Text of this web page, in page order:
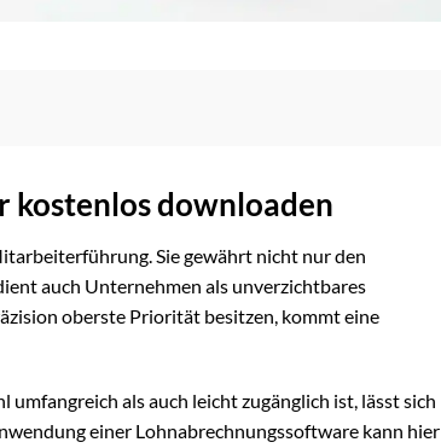
kostenlos downloaden
Sie gewährt nicht nur den
auch Unternehmen als unverzichtbares
oberste Priorität besitzen, kommt eine
als auch leicht zugänglich ist, lässt sich
einer Lohnabrechnungssoftware kann hier